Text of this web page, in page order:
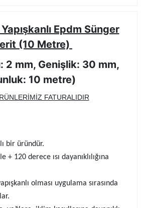
Epdm Sünger
(10 Metre)
2 mm, Genişlik: 30 mm,
10 metre)
FATURALIDIR
bir üründür.
+ 120 derece ısı dayanıklılığına
olması uygulama sırasında